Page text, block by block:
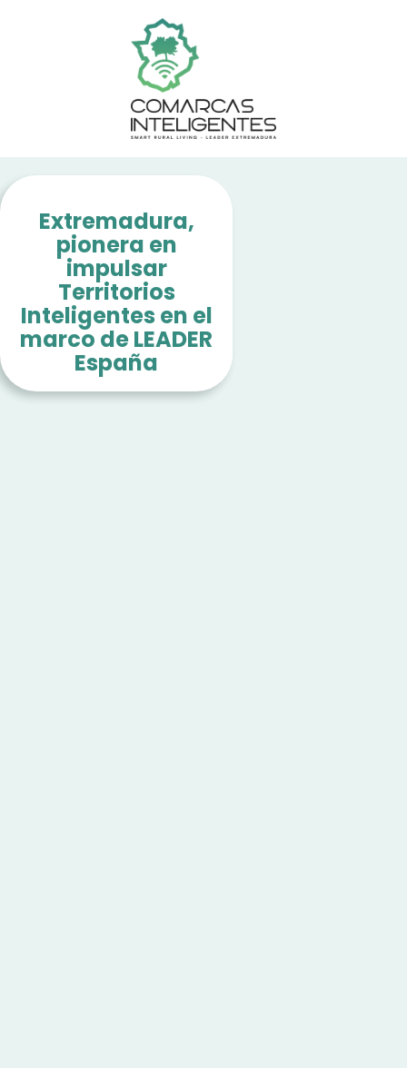
Extremadura,
pionera en
impulsar
Territorios
Inteligentes en el
marco de LEADER
España